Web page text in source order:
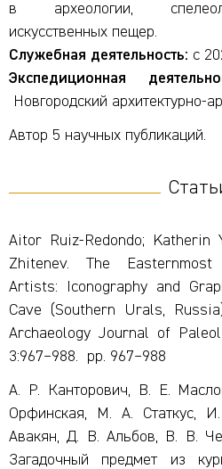
в археологии,
искусственных пещер.
Служебная деятельность: с
Экспедиционная
Новгородский архитектурно-
Автор 5 научных публикаций.
Aitor Ruiz-Redondo; Katherin
Zhitenev. The
Artists: Iconography and
Cave (Southern Urals,
Archaeology Journal of
3:967–988. рр. 967–988
А. Р. Канторович, В. Е.
Орфинская, М. А. Статкус,
Авакян, Д. В. Альбов, В. В.
Загадочный предмет из